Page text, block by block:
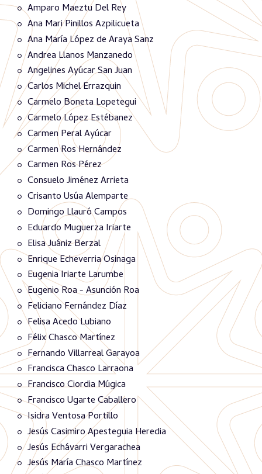
Amparo Maeztu Del Rey
Ana Mari Pinillos Azpilicueta
Ana María López de Araya Sanz
Andrea Llanos Manzanedo
Angelines Ayúcar San Juan
Carlos Michel Errazquin
Carmelo Boneta Lopetegui
Carmelo López Estébanez
Carmen Peral Ayúcar
Carmen Ros Hernández
Carmen Ros Pérez
Consuelo Jiménez Arrieta
Crisanto Usúa Alemparte
Domingo Llauró Campos
Eduardo Muguerza Iriarte
Elisa Juániz Berzal
Enrique Echeverria Osinaga
Eugenia Iriarte Larumbe
Eugenio Roa - Asunción Roa
Feliciano Fernández Díaz
Felisa Acedo Lubiano
Félix Chasco Martínez
Fernando Villarreal Garayoa
Francisca Chasco Larraona
Francisco Ciordia Múgica
Francisco Ugarte Caballero
Isidra Ventosa Portillo
Jesús Casimiro Apesteguia Heredia
Jesús Echávarri Vergarachea
Jesús María Chasco Martínez